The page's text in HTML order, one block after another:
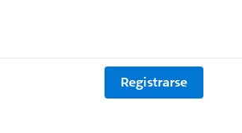
Registrarse